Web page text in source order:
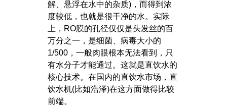
解、悬浮在水中的杂质)，而得到浓
度较低，也就是很干净的水。实际
上，RO膜的孔径仅仅是头发丝的百
万分之一，是细菌、病毒大小的
1/500，一般肉眼根本无法看到，只
有水分子才能通过。这就是直饮水的
核心技术。在国内的直饮水市场，直
饮水机(比如浩泽)在这方面做得比较
前端。